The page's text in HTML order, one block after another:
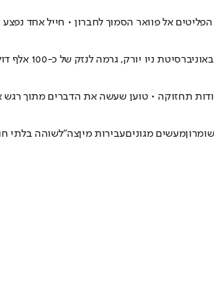
אל פוואר הסמוך לחברון • חייל אחד
כ-100 אלף דולר ברכבת התחתית, במסגרת פעולות מחאה נגד המשטרה
תחזוקה • טוען שעשה את הדברים מתוך רגש
מעשים מגוניםעבירות מיןצה"לשוהה בלתי